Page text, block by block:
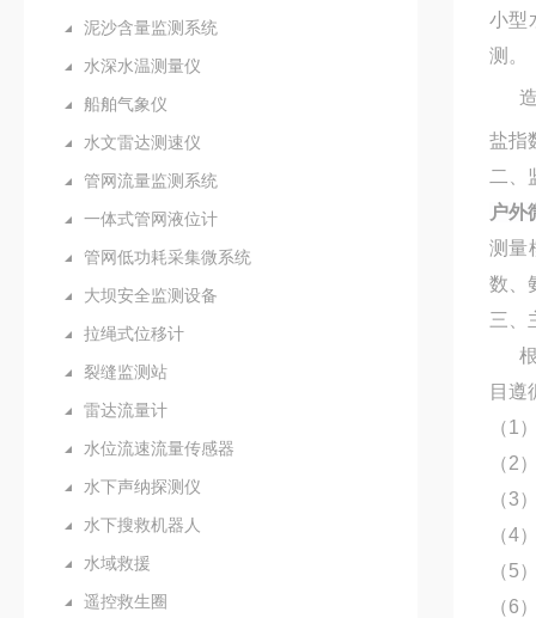
泥沙含量监测系统
水深水温测量仪
船舶气象仪
水文雷达测速仪
管网流量监测系统
一体式管网液位计
管网低功耗采集微系统
大坝安全监测设备
拉绳式位移计
裂缝监测站
雷达流量计
水位流速流量传感器
水下声纳探测仪
水下搜救机器人
水域救援
遥控救生圈
小型
测。
造
盐指
二、
户外
测量
数、
三
根
目遵
（1
（2
（3
（4
（5
（6